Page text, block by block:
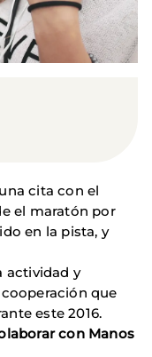
cita con el
el maratón por
en la pista, y
actividad y
que
este 2016.
con Manos